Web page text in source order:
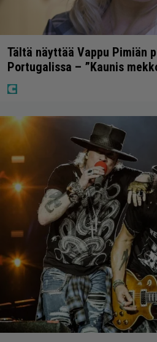
Tältä näyttää Vappu Pimiän
Portugalissa – ”Kaunis